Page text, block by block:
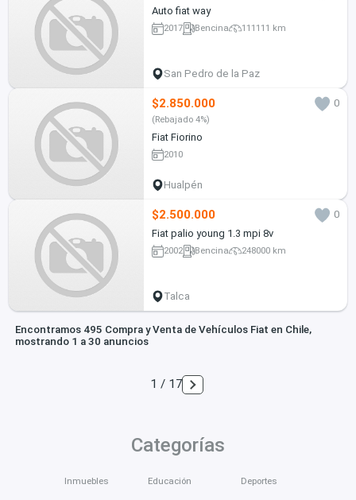
Auto fiat way
2017 Bencina 111111 km
San Pedro de la Paz
$2.850.000 0
(Rebajado 4%)
Fiat Fiorino
2010
Hualpén
$2.500.000
0
Fiat palio young 1.3 mpi 8v
2002 Bencina 248000 km
Talca
Encontramos 495 Compra y Venta de Vehículos Fiat en Chile,
mostrando 1 a 30 anuncios
1 / 17
Categorías
Inmuebles Educación Deportes